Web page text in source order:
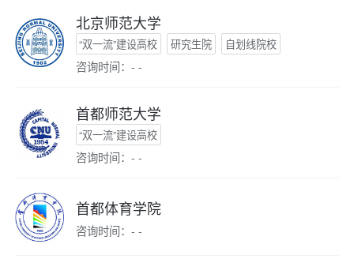
北京师范大学
“双一流”建设高校 研究生院 自划线院校
咨询时间：- -
首都师范大学
“双一流”建设高校
咨询时间：- -
首都体育学院
咨询时间：- -